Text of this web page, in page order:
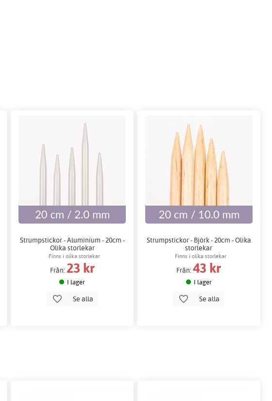
Strumpstickor - Aluminium - 20cm -
Olika storlekar
Finns i olika storlekar
Från: 23 kr
I lager
Se alla
Strumpstickor - Björk - 20cm - Olika
storlekar
Finns i olika storlekar
Från:43 kr
I lager
Se alla